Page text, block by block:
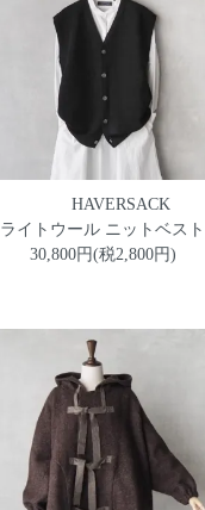
HAVERSACK
ライトウール ニットベスト
30,800円(税2,800円)